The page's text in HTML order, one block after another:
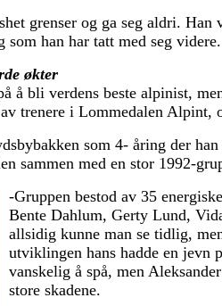
grenser og ga seg aldri.
som han har tatt med seg
økter
å bli verdens beste alpinist,
trenere i Lommedalen Alpint,
som 4- åring der
sammen med en stor 1992-
-Gruppen bestod av 35
Bente Dahlum, Gerty Lund,
allsidig kunne man se tidlig,
utviklingen hans hadde en
vanskelig å spå, men
store skadene.